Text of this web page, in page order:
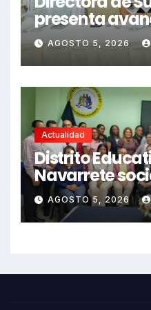
presenta
programas
periodistas
AGOSTO 5, 2026
Actualidad
Distrito
Navarrete
para el inicio
2026-2027
AGOSTO 5, 2026